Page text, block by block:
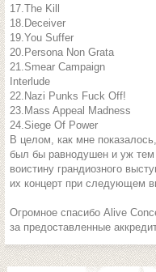
17.The Kill
18.Deceiver
19.You Suffer
20.Persona Non Grata
21.Smear Campaign
Interlude
22.Nazi Punks Fuck Off!
23.Mass Appeal Madness
24.Siege Of Power
В целом, как мне
был бы равнодушен и уж тем
воистину грандиозного
их концерт при следующем
Огромное спасибо Alive
за предоставленные